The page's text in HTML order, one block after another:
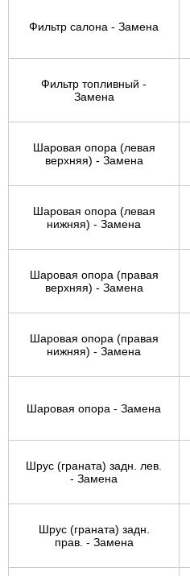
Фильтр салона - Замена
Фильтр топливный -
Замена
Шаровая опора (левая
верхняя) - Замена
Шаровая опора (левая
нижняя) - Замена
Шаровая опора (правая
верхняя) - Замена
Шаровая опора (правая
нижняя) - Замена
Шаровая опора - Замена
Шрус (граната) задн. лев.
- Замена
Шрус (граната) задн.
прав. - Замена